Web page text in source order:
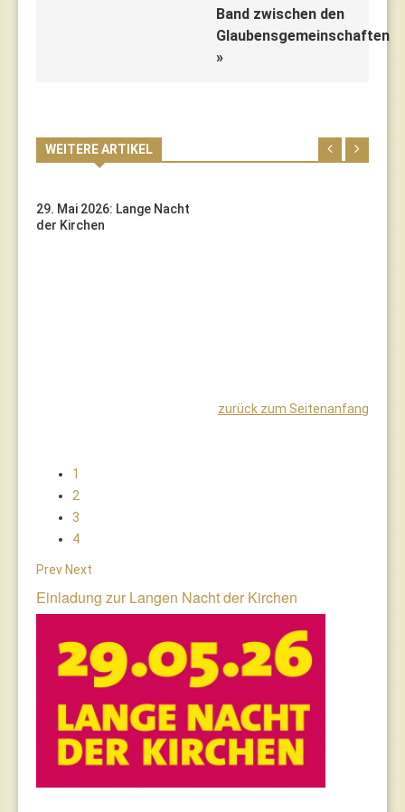
Band zwischen den
Glaubensgemeinschaften
»
WEITERE ARTIKEL
29. Mai 2026: Lange Nacht
der Kirchen
zurück zum Seitenanfang
1
2
3
4
Prev Next
Einladung zur Langen Nacht der Kirchen